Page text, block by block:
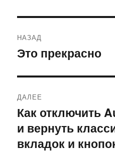
по
НАЗАД
Предыдущая
Это прекрасно
ДАЛЕЕ
Следующая
запись:
Как отключить
и вернуть
вкладок и